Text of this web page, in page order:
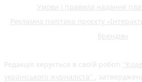
Умови і правила надання
Рекламна політика проєкту
брендів»
Редакція керується в своїй роботі
українського журналіста" ,